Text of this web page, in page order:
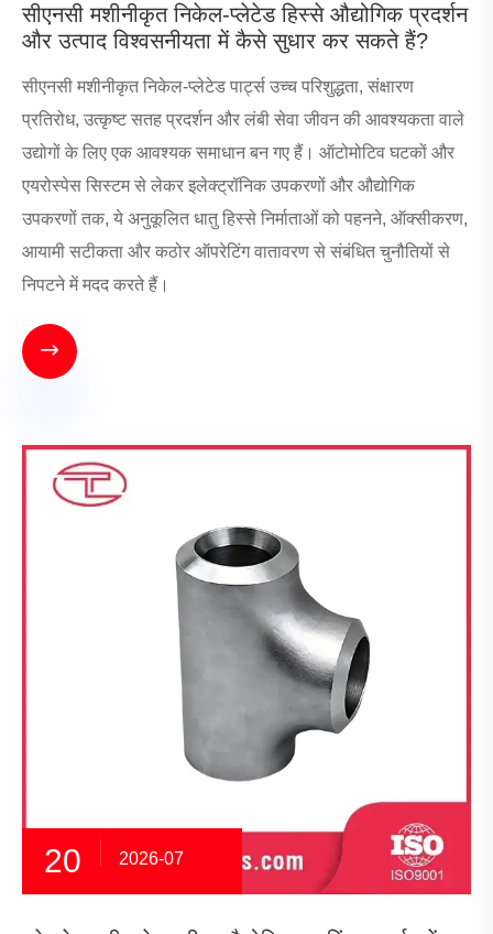
सीएनसी मशीनीकृत निकेल-प्लेटेड हिस्से औद्योगिक प्रदर्शन
और उत्पाद विश्वसनीयता में कैसे सुधार कर सकते हैं?
सीएनसी मशीनीकृत निकेल-प्लेटेड पार्ट्स उच्च परिशुद्धता, संक्षारण
प्रतिरोध, उत्कृष्ट सतह प्रदर्शन और लंबी सेवा जीवन की आवश्यकता वाले
उद्योगों के लिए एक आवश्यक समाधान बन गए हैं। ऑटोमोटिव घटकों और
एयरोस्पेस सिस्टम से लेकर इलेक्ट्रॉनिक उपकरणों और औद्योगिक
उपकरणों तक, ये अनुकूलित धातु हिस्से निर्माताओं को पहनने, ऑक्सीकरण,
आयामी सटीकता और कठोर ऑपरेटिंग वातावरण से संबंधित चुनौतियों से
निपटने में मदद करते हैं।

20 2026-07